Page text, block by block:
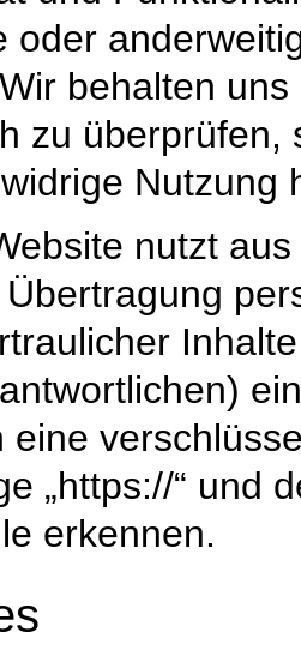
oder
behalten
zu überprüfen,
Nutzung
nutzt
eine
„https://“ und
erkennen.